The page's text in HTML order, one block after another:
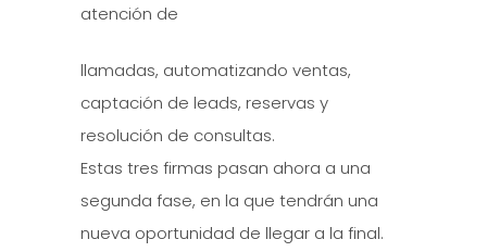
atención de
llamadas, automatizando ventas,
captación de leads, reservas y
resolución de consultas.
Estas tres firmas pasan ahora a una
segunda fase, en la que tendrán una
nueva oportunidad de llegar a la final.